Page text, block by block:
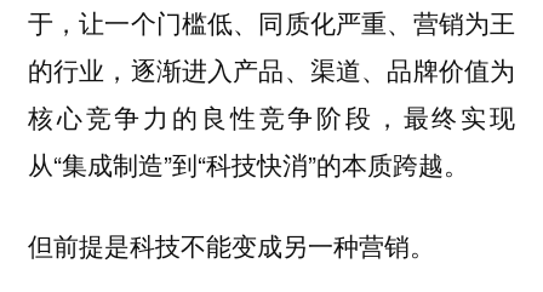
于，让一个门槛低、同质化严重、营销为王
的行业，逐渐进入产品、渠道、品牌价值为
核心竞争力的良性竞争阶段，最终实现
从“集成制造”到“科技快消”的本质跨越。
但前提是科技不能变成另一种营销。